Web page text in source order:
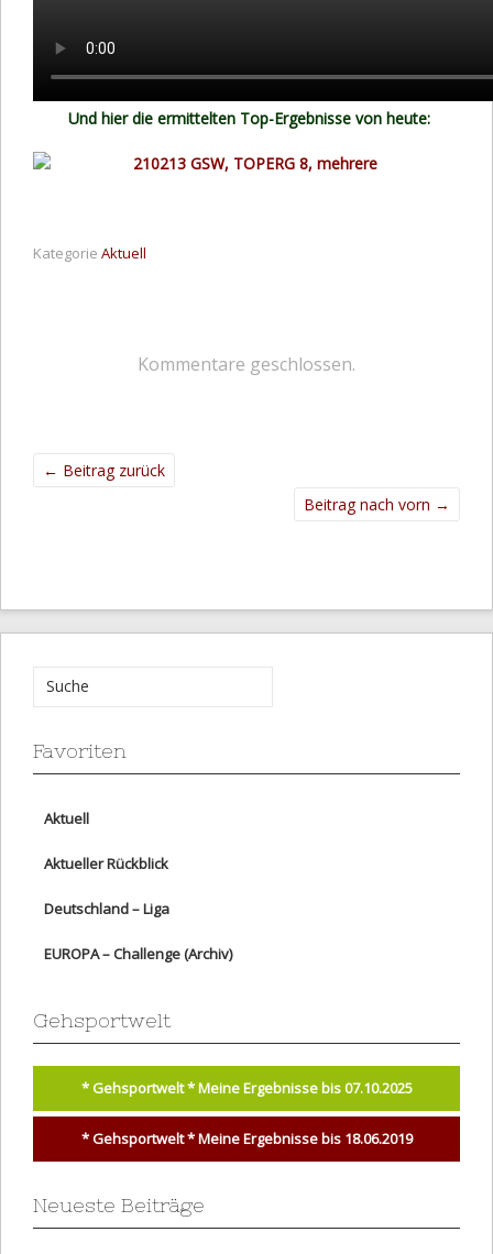
Und hier die ermittelten Top-Ergebnisse von heute:
Kategorie Aktuell
Kommentare geschlossen.
← Beitrag zurück
Beitrag nach vorn →
Favoriten
Aktuell
Aktueller Rückblick
Deutschland – Liga
EUROPA – Challenge (Archiv)
Gehsportwelt
* Gehsportwelt * Meine Ergebnisse bis 07.10.2025
* Gehsportwelt * Meine Ergebnisse bis 18.06.2019
Neueste Beiträge